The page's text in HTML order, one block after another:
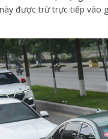
được trừ trực tiếp vào